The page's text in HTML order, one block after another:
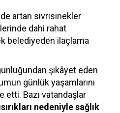
artan sivrisinekler
dahi rahat
belediyeden ilaçlama
şikâyet eden
günlük yaşamlarını
Bazı vatandaşlar
nedeniyle sağlık